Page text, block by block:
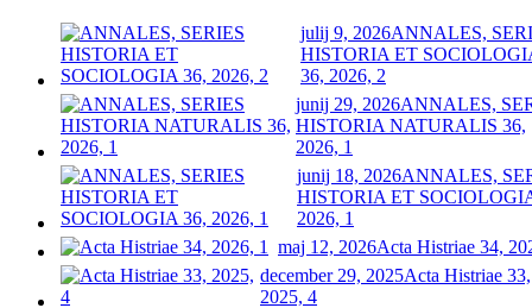
julij 9, 2026ANNALES,
HISTORIA ET
36, 2026, 2
junij 29, 2026ANNALES,
HISTORIA NATURALIS 36,
2026, 1
junij 18, 2026ANNALES,
HISTORIA ET
2026, 1
maj 12, 2026Acta Histriae 34,
december 29, 2025Acta Histriae 33,
2025, 4